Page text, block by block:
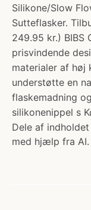
Silikone/Slow
Sutteflasker.
249.95 kr.) BIBS
prisvindende
materialer af høj
understøtte en
flaskemadning
silikonenippel s
Dele af
med hjælp fra AI.